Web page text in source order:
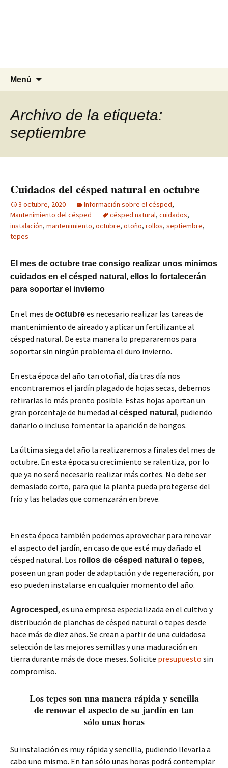
Menú
Archivo de la etiqueta:
septiembre
Cuidados del césped natural en octubre
3 octubre, 2020 Información sobre el césped,
Mantenimiento del césped
césped natural, cuidados,
instalación, mantenimiento, octubre, otoño, rollos, septiembre,
tepes
El mes de octubre trae consigo realizar unos mínimos
cuidados en el césped natural, ellos lo fortalecerán
para soportar el invierno
En el mes de octubrees necesario realizar las tareas de
mantenimiento de aireado y aplicar un fertilizante al
césped natural. De esta manera lo prepararemos para
soportar sin ningún problema el duro invierno.
En esta época del año tan otoñal, día tras día nos
encontraremos el jardín plagado de hojas secas, debemos
retirarlas lo más pronto posible. Estas hojas aportan un
gran porcentaje de humedad al césped natural , pudiendo
dañarlo o incluso fomentar la aparición de hongos.
La última siega del año la realizaremos a finales del mes de
octubre. En esta época su crecimiento se ralentiza, por lo
que ya no será necesario realizar más cortes. No debe ser
demasiado corto, para que la planta pueda protegerse del
frío y las heladas que comenzarán en breve.
En esta época también podemos aprovechar para renovar
el aspecto del jardín, en caso de que esté muy dañado el
césped natural. Los rollos de césped natural o tepes,
poseen un gran poder de adaptación y de regeneración, por
eso pueden instalarse en cualquier momento del año.
Agrocesped, es una empresa especializada en el cultivo y
distribución de planchas de césped natural o tepes desde
hace más de diez años. Se crean a partir de una cuidadosa
selección de las mejores semillas y una maduración en
tierra durante más de doce meses. Solicite presupuesto sin
compromiso.
Los tepes son una manera rápida y sencilla
de renovar el aspecto de su jardín en tan
sólo unas horas
Su instalación es muy rápida y sencilla, pudiendo llevarla a
cabo uno mismo. En tan sólo unas horas podrá contemplar